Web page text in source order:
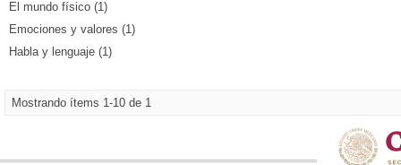
El mundo físico (1)
Emociones y valores (1)
Habla y lenguaje (1)
Mostrando ítems 1-10 de 1